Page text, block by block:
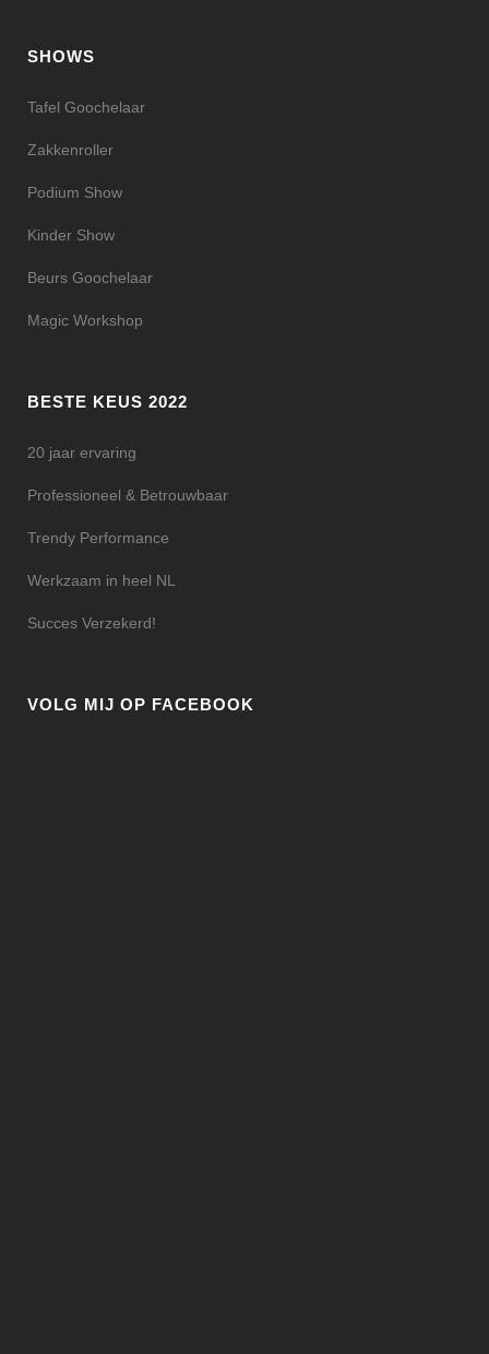
SHOWS
Tafel Goochelaar
Zakkenroller
Podium Show
Kinder Show
Beurs Goochelaar
Magic Workshop
BESTE KEUS 2022
20 jaar ervaring
Professioneel & Betrouwbaar
Trendy Performance
Werkzaam in heel NL
Succes Verzekerd!
VOLG MIJ OP FACEBOOK